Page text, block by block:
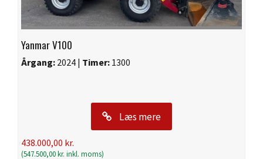
Yanmar V100
Årgang: 2024 | Timer: 1300
Læs mere
438.000,00 kr.
(547.500,00kr. inkl. moms)